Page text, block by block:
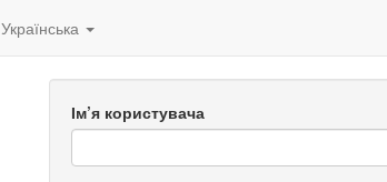
Українська
Ім’я користувача